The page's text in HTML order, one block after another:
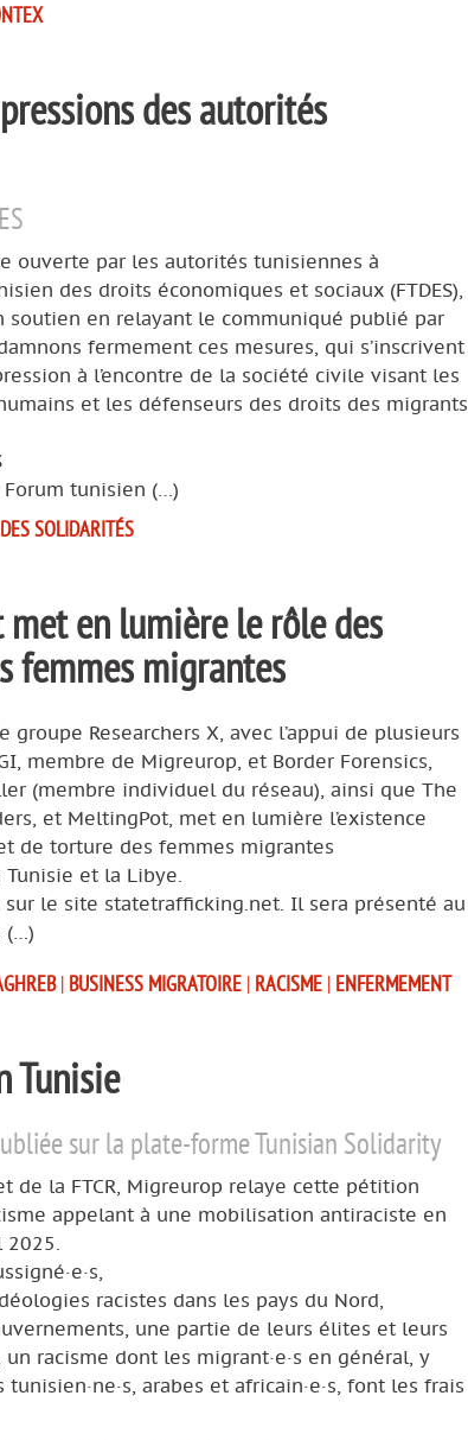
des autorités
ouverte par les autorités tunisiennes à
des droits économiques et sociaux (FTDES),
soutien en relayant le communiqué publié par
fermement ces mesures, qui s’inscrivent
à l’encontre de la société civile visant les
et les défenseurs des droits des migrants
Forum tunisien (…)
SOLIDARITÉS
en lumière le rôle des
femmes migrantes
groupe Researchers X, avec l’appui de plusieurs
membre de Migreurop, et Border Forensics,
(membre individuel du réseau), ainsi que The
et MeltingPot, met en lumière l’existence
de torture des femmes migrantes
et la Libye.
le site statetrafficking.net. Il sera présenté au
(…)
| BUSINESS MIGRATOIRE | RACISME | ENFERMEMENT
Tunisie
sur la plate-forme Tunisian Solidarity
de la FTCR, Migreurop relaye cette pétition
appelant à une mobilisation antiraciste en
2025.
racistes dans les pays du Nord,
une partie de leurs élites et leurs
racisme dont les migrant·e·s en général, y
tunisien·ne·s, arabes et africain·e·s, font les frais